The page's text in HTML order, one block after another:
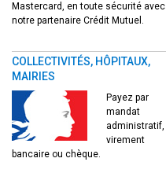
Mastercard, en toute sécurité avec
notre partenaire Crédit Mutuel.
COLLECTIVITÉS, HÔPITAUX,
MAIRIES
Payez par
mandat
administratif,
virement
bancaire ou chèque.